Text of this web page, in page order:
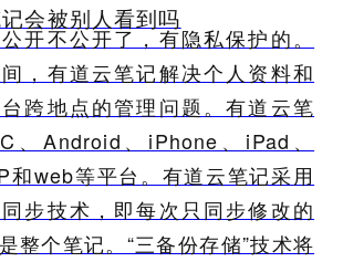
会被别人看到吗
开不公开了，有隐私保护的。
，有道云笔记解决个人资料和
跨地点的管理问题。有道云笔
、Android、iPhone、iPad、
和web等平台。有道云笔记采用
步技术，即每次只同步修改的
整个笔记。“三备份存储”技术将